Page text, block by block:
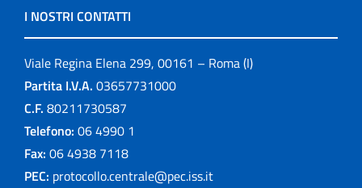
I NOSTRI CONTATTI
Viale Regina Elena 299, 00161 – Roma (I)
Partita I.V.A. 03657731000
C.F. 80211730587
Telefono: 06 4990 1
Fax: 06 4938 7118
PEC: protocollo.centrale@pec.iss.it